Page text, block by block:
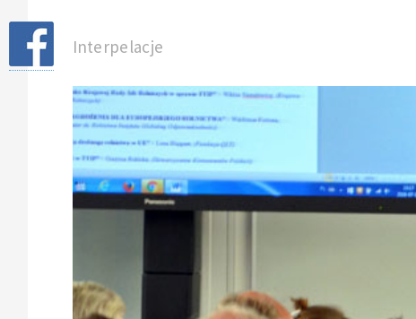
Interpelacje